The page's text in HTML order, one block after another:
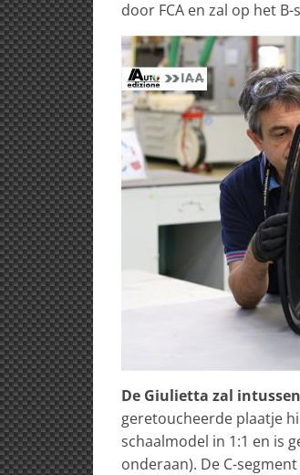
door FCA en zal op het
De Giulietta zal intussen
geretoucheerde plaatje
schaalmodel in 1:1 en is
onderaan). De C-